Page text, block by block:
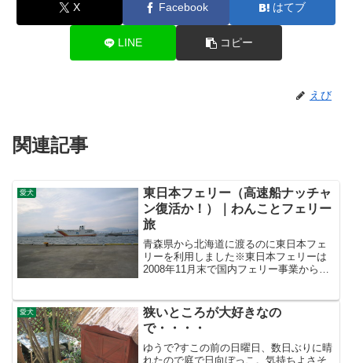
X Facebook はてブ
LINE コピー
えび
関連記事
愛犬
東日本フェリー（高速船ナッチャ
ン復活か！）｜わんことフェリー
旅
青森県から北海道に渡るのに東日本フェ
リーを利用しました※東日本フェリーは
2008年11月末で国内フェリー事業から撤
社がこの航路を運行しているようです。
以下は東日本フェリ...
愛犬
狭いところが大好きなの
で・・・・
ゆうで?すこの前の日曜日、数日ぶりに晴
れたので庭で日向ぼっこ。気持ちよさそ